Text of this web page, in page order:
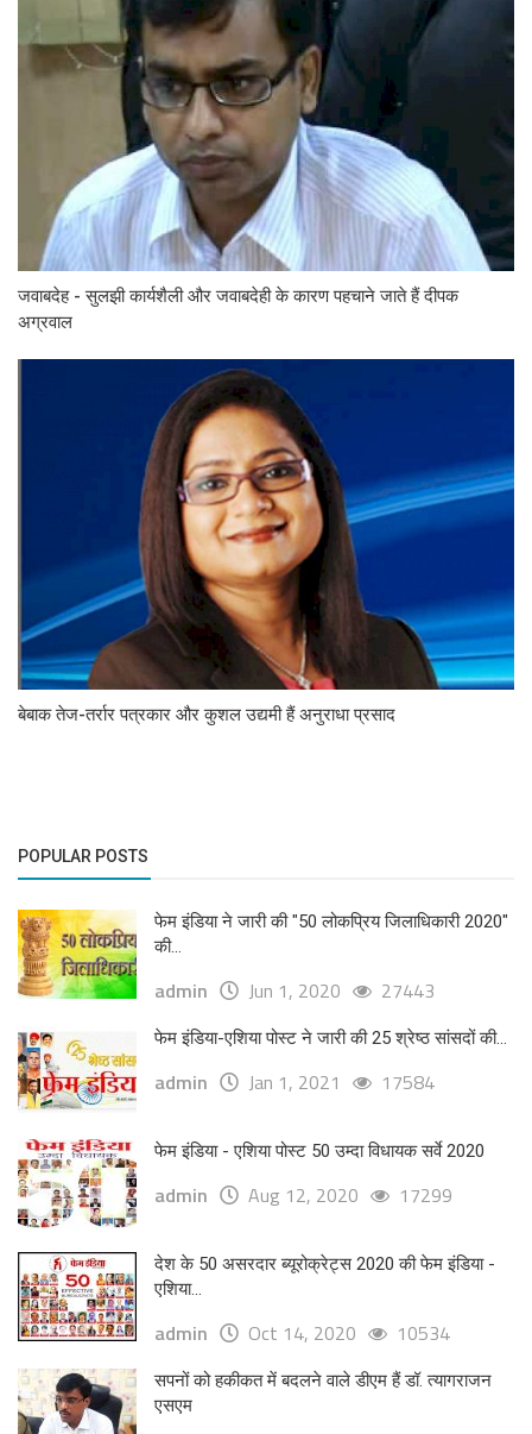
जवाबदेह - सुलझी कार्यशैली और जवाबदेही के कारण पहचाने जाते हैं दीपक
अग्रवाल
बेबाक तेज-तर्रार पत्रकार और कुशल उद्यमी हैं अनुराधा प्रसाद
POPULAR POSTS
फेम इंडिया ने जारी की "50 लोकप्रिय जिलाधिकारी 2020"
की...
admin Jun 1, 2020 27443
फेम इंडिया-एशिया पोस्ट ने जारी की 25 श्रेष्ठ सांसदों की...
admin Jan 1, 2021 17584
फेम इंडिया - एशिया पोस्ट 50 उम्दा विधायक सर्वे 2020
admin Aug 12, 2020 17299
देश के 50 असरदार ब्यूरोक्रेट्स 2020 की फेम इंडिया -
एशिया...
admin Oct 14, 2020 10534
सपनों को हकीकत में बदलने वाले डीएम हैं डॉ. त्यागराजन
एसएम